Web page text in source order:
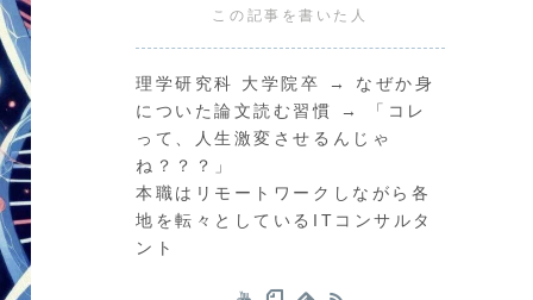
この記事を書いた人
理学研究科 大学院卒 → なぜか身
についた論文読む習慣 → 「コレ
って、人生激変させるんじゃ
ね？？？」
本職はリモートワークしながら各
地を転々としているITコンサルタ
ント